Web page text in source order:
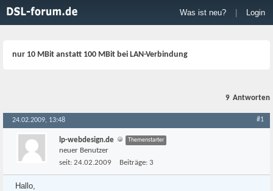
Was ist neu? Login
nur 10 MBit anstatt 100 MBit bei LAN-Verbindung
9 Antworten
24.02.2009, 13:48 #1
lp-webdesign.de Themenstarter
neuer Benutzer
seit: 24.02.2009 Beiträge: 3
Hallo,